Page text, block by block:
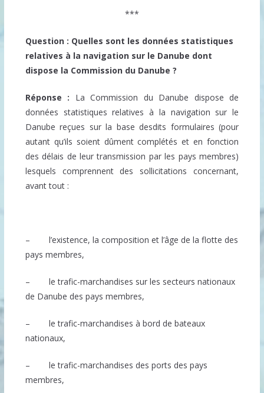
***
Question : Quelles sont les données statistiques
relatives à la navigation sur le Danube dont
dispose la Commission du Danube ?
Réponse : La Commission du Danube dispose de
données statistiques relatives à la navigation sur le
Danube reçues sur la base desdits formulaires (pour
autant qu’ils soient dûment complétés et en fonction
des délais de leur transmission par les pays membres)
lesquels comprennent des sollicitations concernant,
avant tout :
– l’existence, la composition et l’âge de la flotte des
pays membres,
– le trafic-marchandises sur les secteurs nationaux
de Danube des pays membres,
– le trafic-marchandises à bord de bateaux
nationaux,
– le trafic-marchandises des ports des pays
membres,